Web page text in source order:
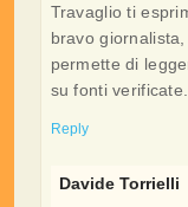
Travaglio ti
bravo
permette di
su fonti verificate.
Reply
Davide Torrielli